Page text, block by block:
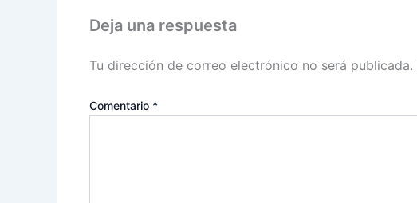
Deja una respuesta
Tu dirección de correo electrónico no será publicada.
Comentario *